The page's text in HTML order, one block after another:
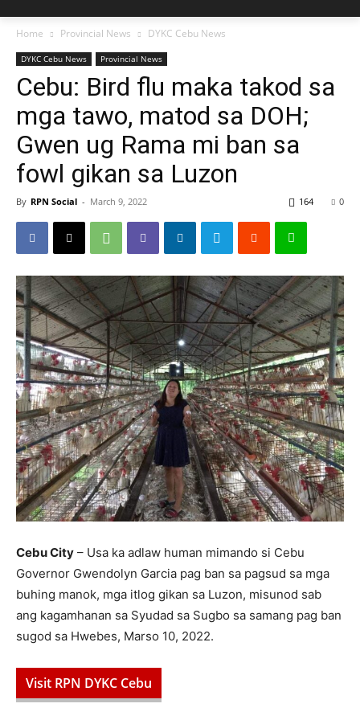
Home Provincial News DYKC Cebu News
DYKC Cebu News Provincial News
Cebu: Bird flu maka takod sa
mga tawo, matod sa DOH;
Gwen ug Rama mi ban sa
fowl gikan sa Luzon
By RPN Social - March 9, 2022 0
164
Cebu City – Usa ka adlaw human mimando si Cebu
Governor Gwendolyn Garcia pag ban sa pagsud sa mga
buhing manok, mga itlog gikan sa Luzon, misunod sab
ang kagamhanan sa Syudad sa Sugbo sa samang pag ban
sugod sa Hwebes, Marso 10, 2022.
Visit RPN DYKC Cebu